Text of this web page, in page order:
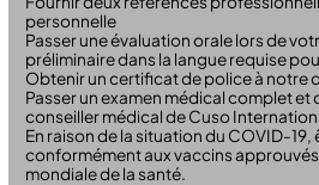
personnelle
Passer une évaluation orale lors de
préliminaire dans la langue requise
Obtenir un certificat de police à notre
Passer un examen médical complet et
conseiller médical de Cuso
En raison de la situation du COVID-
conformément aux vaccins
mondiale de la santé.